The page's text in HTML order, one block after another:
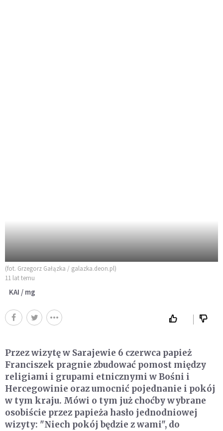
(fot. Grzegorz Gałązka / galazka.deon.pl)
11 lat temu
KAI / mg
Przez wizytę w Sarajewie 6 czerwca papież
Franciszek pragnie zbudować pomost między
religiami i grupami etnicznymi w Bośni i
Hercegowinie oraz umocnić pojednanie i pokój
w tym kraju. Mówi o tym już choćby wybrane
osobiście przez papieża hasło jednodniowej
wizyty: "Niech pokój będzie z wami", do